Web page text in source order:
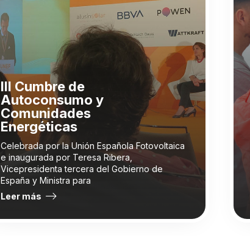
III Cumbre de
Autoconsumo y
Comunidades
Energéticas
Celebrada por la Unión Española Fotovoltaica
e inaugurada por Teresa Ribera,
Vicepresidenta tercera del Gobierno de
España y Ministra para
Leer más